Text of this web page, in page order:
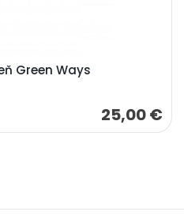
Green Ways
25,00 €